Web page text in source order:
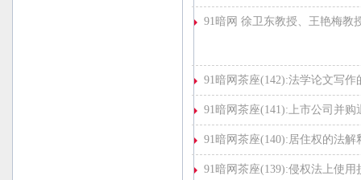
91暗网 徐卫东教授、王艳梅教
91暗网茶座(142):法学论文写作
91暗网茶座(141):上市公司并购
91暗网茶座(140):居住权的法解
91暗网茶座(139):侵权法上使用